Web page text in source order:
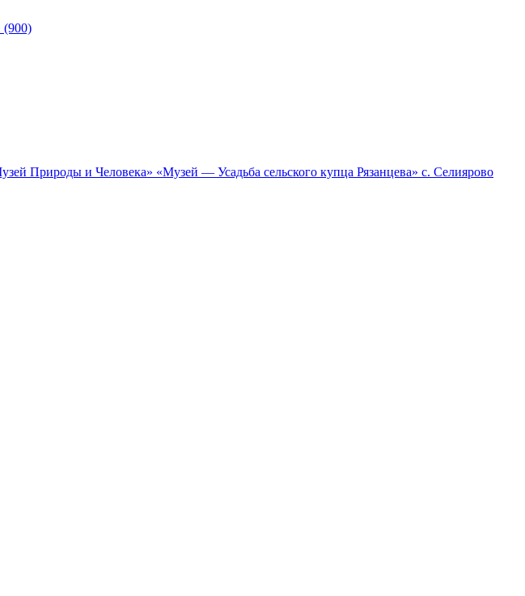
(900)
Природы и Человека» «Музей — Усадьба сельского купца Рязанцева» с. Селиярово